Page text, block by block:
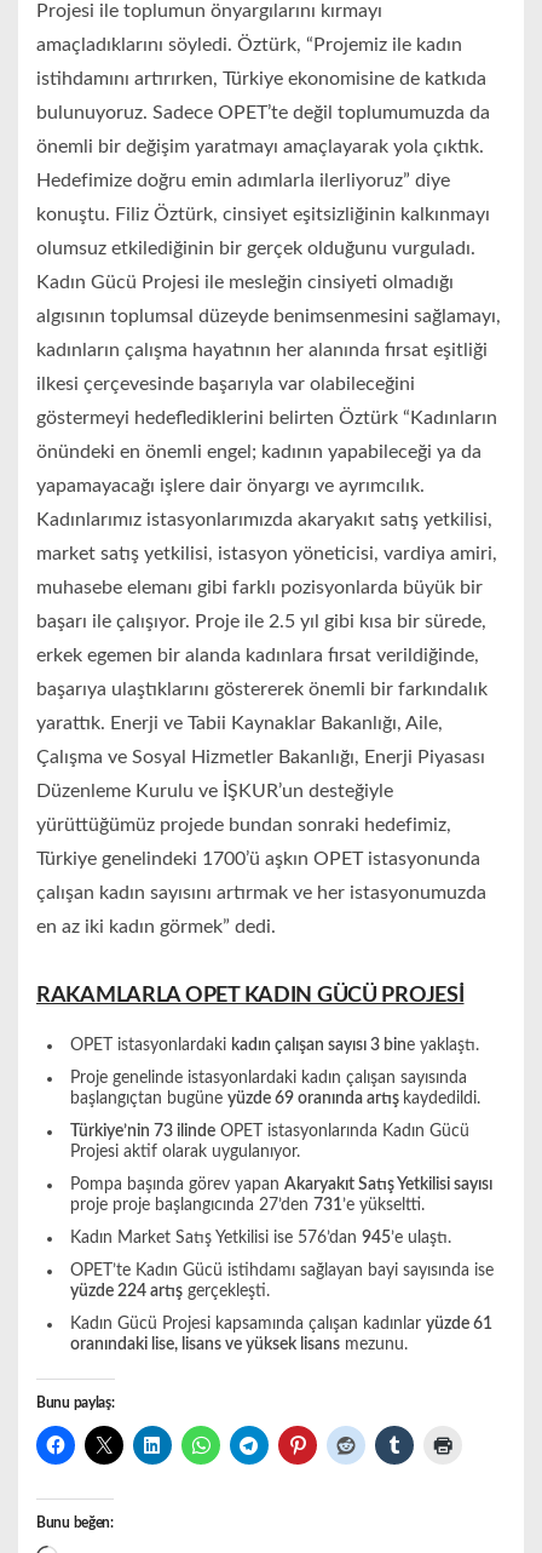
Projesi ile toplumun önyargılarını kırmayı
amaçladıklarını söyledi. Öztürk, “Projemiz ile kadın
istihdamını artırırken, Türkiye ekonomisine de katkıda
bulunuyoruz. Sadece OPET’te değil toplumumuzda da
önemli bir değişim yaratmayı amaçlayarak yola çıktık.
Hedefimize doğru emin adımlarla ilerliyoruz” diye
konuştu. Filiz Öztürk, cinsiyet eşitsizliğinin kalkınmayı
olumsuz etkilediğinin bir gerçek olduğunu vurguladı.
Kadın Gücü Projesi ile mesleğin cinsiyeti olmadığı
algısının toplumsal düzeyde benimsenmesini sağlamayı,
kadınların çalışma hayatının her alanında fırsat eşitliği
ilkesi çerçevesinde başarıyla var olabileceğini
göstermeyi hedeflediklerini belirten Öztürk “Kadınların
önündeki en önemli engel; kadının yapabileceği ya da
yapamayacağı işlere dair önyargı ve ayrımcılık.
Kadınlarımız istasyonlarımızda akaryakıt satış yetkilisi,
market satış yetkilisi, istasyon yöneticisi, vardiya amiri,
muhasebe elemanı gibi farklı pozisyonlarda büyük bir
başarı ile çalışıyor. Proje ile 2.5 yıl gibi kısa bir sürede,
erkek egemen bir alanda kadınlara fırsat verildiğinde,
başarıya ulaştıklarını göstererek önemli bir farkındalık
yarattık. Enerji ve Tabii Kaynaklar Bakanlığı, Aile,
Çalışma ve Sosyal Hizmetler Bakanlığı, Enerji Piyasası
Düzenleme Kurulu ve İŞKUR’un desteğiyle
yürüttüğümüz projede bundan sonraki hedefimiz,
Türkiye genelindeki 1700’ü aşkın OPET istasyonunda
çalışan kadın sayısını artırmak ve her istasyonumuzda
en az iki kadın görmek” dedi.
RAKAMLARLA OPET KADIN GÜCÜ PROJESİ
OPET istasyonlardaki kadın çalışan sayısı 3 bine yaklaştı.
Proje genelinde istasyonlardaki kadın çalışan sayısında
başlangıçtan bugüne yüzde 69 oranında artış kaydedildi.
Türkiye’nin 73 ilindeOPET istasyonlarında Kadın Gücü
Projesi aktif olarak uygulanıyor.
Pompa başında görev yapan Akaryakıt Satış Yetkilisi sayısı
proje proje başlangıcında 27’den 731’e yükseltti.
Kadın Market Satış Yetkilisi ise 576’dan 945’e ulaştı.
OPET’te Kadın Gücü istihdamı sağlayan bayi sayısında ise
yüzde 224 artışgerçekleşti.
Kadın Gücü Projesi kapsamında çalışan kadınlar yüzde 61
oranındaki lise, lisans ve yüksek lisansmezunu.
Bunu paylaş:
Bunu beğen: